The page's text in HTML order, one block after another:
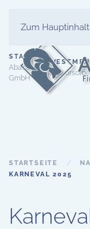
Zum
START
Abacando
GmbH
STARTSEITE
KARNEVAL 2025